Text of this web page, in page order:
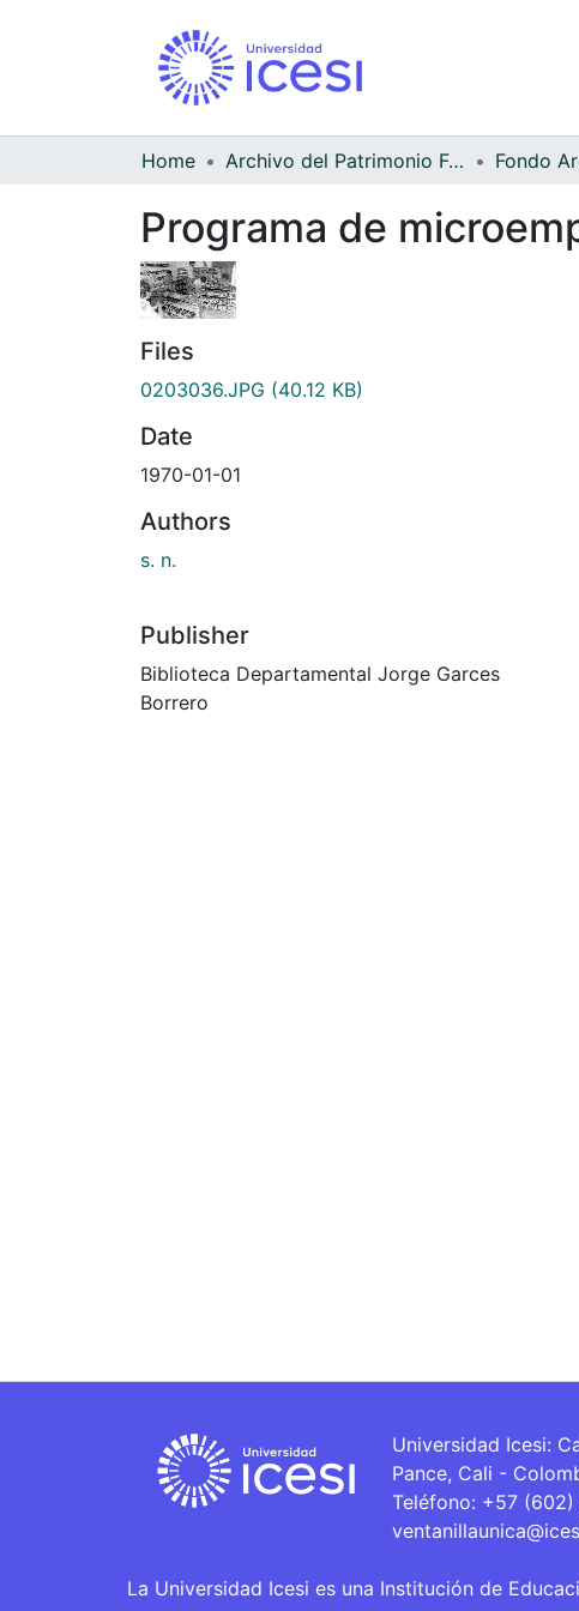
Home Archivo del Patrimonio Fotográfico y Fílmico del Valle del Cauca
Programa de
Files
0203036.JPG (40.12 KB)
Date
1970-01-01
Authors
s. n.
Publisher
Biblioteca Departamental Jorge Garces
Borrero
Universidad Icesi:
Pance, Cali -
Teléfono: +57
La Universidad Icesi es una Institución de